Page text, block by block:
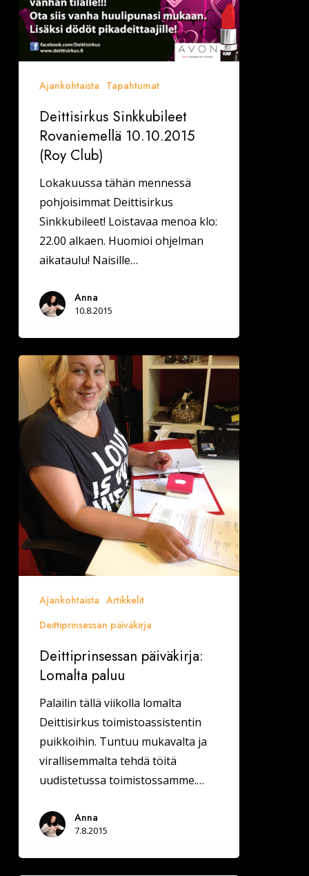
Ajankohtaista Tapahtumat
Deittisirkus Sinkkubileet
Rovaniemellä 10.10.2015
(Roy Club)
Lokakuussa tähän mennessä
pohjoisimmat Deittisirkus
Sinkkubileet! Loistavaa menoa klo:
22.00 alkaen. Huomioi ohjelman
aikataulu! Naisille…
Anna
10.8.2015
Deittiprinsessan
päiväkirja:
Lomalta
paluu
Ajankohtaista Artikkelit
Deittiprinsessan päiväkirja
Deittiprinsessan päiväkirja:
Lomalta paluu
Palailin tällä viikolla lomalta
Deittisirkus toimistoassistentin
puikkoihin. Tuntuu mukavalta ja
virallisemmalta tehdä töitä
uudistetussa toimistossamme.…
Anna
7.8.2015